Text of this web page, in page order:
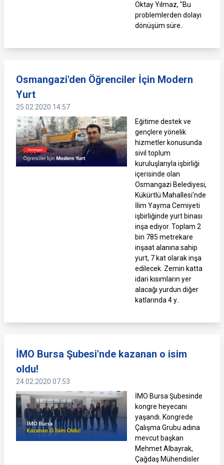
Oktay Yılmaz, "Bu
problemlerden dolayı
dönüşüm süre..
Osmangazi'den Öğrenciler İçin Modern
Yurt
25.02.2020 14:57
Eğitime destek ve
gençlere yönelik
hizmetler konusunda
sivil toplum
kuruluşlarıyla işbirliği
içerisinde olan
Osmangazi Belediyesi,
Kükürtlü Mahallesi'nde
İlim Yayma Cemiyeti
işbirliğinde yurt binası
inşa ediyor. Toplam 2
bin 785 metrekare
inşaat alanına sahip
yurt, 7 kat olarak inşa
edilecek. Zemin katta
idari kısımların yer
alacağı yurdun diğer
katlarında 4 y..
İMO Bursa Şubesi'nde kazanan o isim
oldu!
24.02.2020 07:53
İMO Bursa Şubesinde
kongre heyecanı
yaşandı. Kongrede
Çalışma Grubu adına
mevcut başkan
Mehmet Albayrak,
Çağdaş Mühendisler